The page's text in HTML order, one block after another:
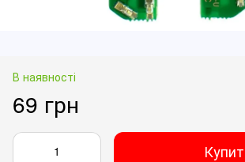
В наявності
69 грн